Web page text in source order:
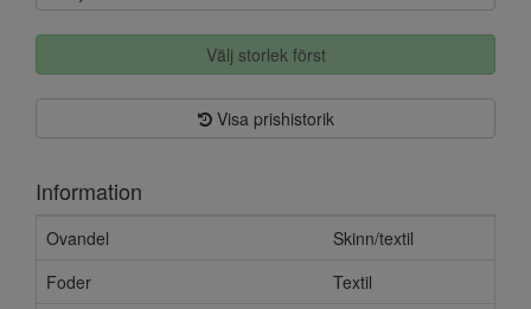
Välj storlek först
Visa prishistorik
Information
Ovandel
Skinn/textil
Foder
Textil